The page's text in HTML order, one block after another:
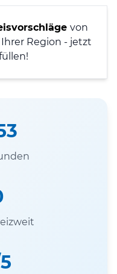
von
Region - jetzt